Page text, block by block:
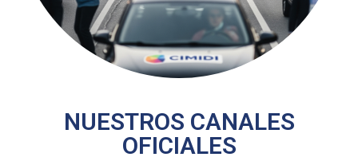
NUESTROS CANALES
OFICIALES